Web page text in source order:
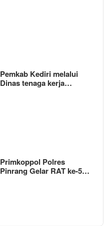
Pemkab Kediri melalui
Dinas tenaga kerja…
Primkoppol Polres
Pinrang Gelar RAT ke-5…